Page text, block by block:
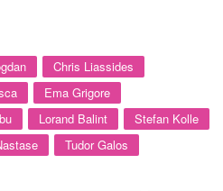
Chris Liassides
Ema Grigore
Lorand Balint
Stefan Kolle
Tudor Galos